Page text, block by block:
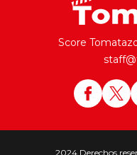
Score
2024 Derechos